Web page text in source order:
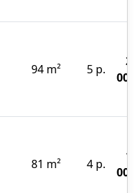
94 m² 5 p.
81 m² 4 p.